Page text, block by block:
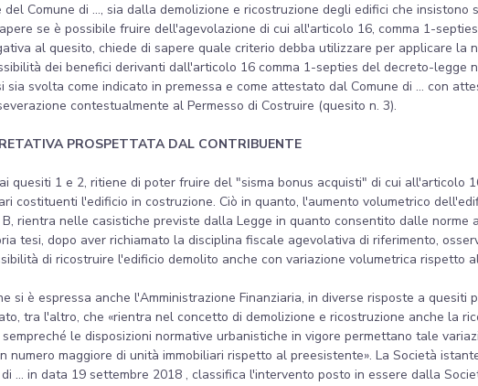
Comune di ..., sia dalla demolizione e ricostruzione degli edifici che
se è possibile fruire dell'agevolazione di cui all'articolo 16, comma 1-
al quesito, chiede di sapere quale criterio debba utilizzare per applicare la
dei benefici derivanti dall'articolo 16 comma 1-septies del decreto-legge
svolta come indicato in premessa e come attestato dal Comune di ... con
contestualmente al Permesso di Costruire (quesito n. 3).
PROSPETTATA DAL CONTRIBUENTE
quesiti 1 e 2, ritiene di poter fruire del "sisma bonus acquisti" di cui all'articolo
costituenti l'edificio in costruzione. Ciò in quanto, l'aumento volumetrico
rientra nelle casistiche previste dalla Legge in quanto consentito dalle norme
tesi, dopo aver richiamato la disciplina fiscale agevolativa di riferimento,
di ricostruire l'edificio demolito anche con variazione volumetrica rispetto
si è espressa anche l'Amministrazione Finanziaria, in diverse risposte a
tra l'altro, che «rientra nel concetto di demolizione e ricostruzione anche la
le disposizioni normative urbanistiche in vigore permettano tale
numero maggiore di unità immobiliari rispetto al preesistente». La Società
... in data 19 settembre 2018 , classifica l'intervento posto in essere dalla